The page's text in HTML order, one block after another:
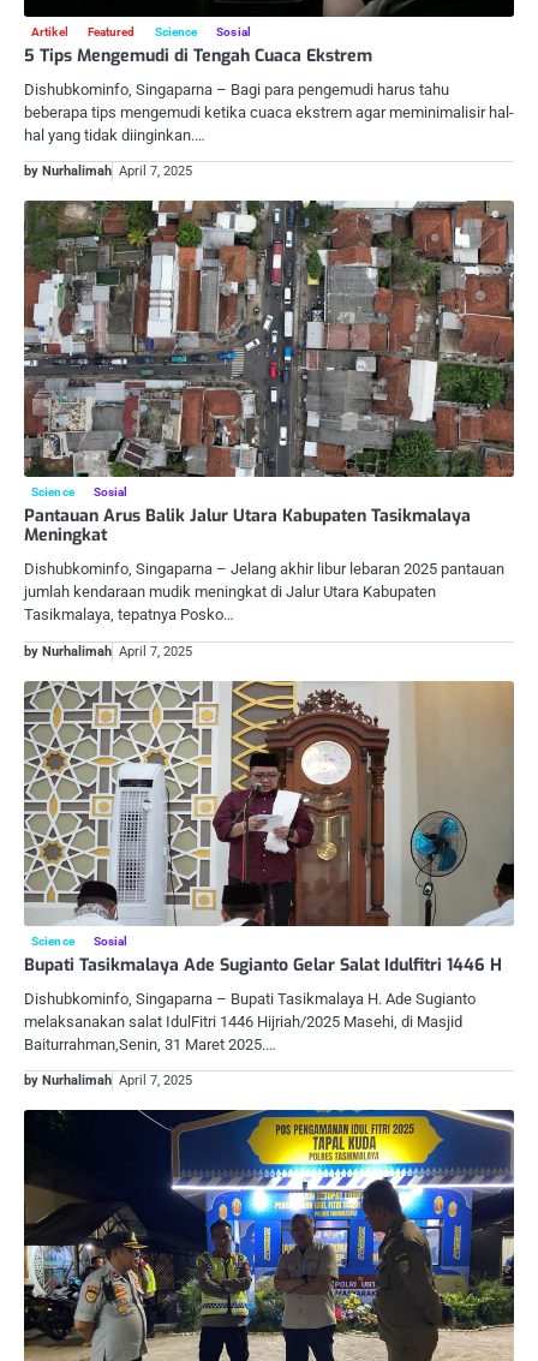
Artikel Featured Science Sosial
5 Tips Mengemudi di Tengah Cuaca Ekstrem
Dishubkominfo, Singaparna – Bagi para pengemudi harus tahu
beberapa tips mengemudi ketika cuaca ekstrem agar meminimalisir hal-
hal yang tidak diinginkan.…
by Nurhalimah April 7, 2025
Science Sosial
Pantauan Arus Balik Jalur Utara Kabupaten Tasikmalaya
Meningkat
Dishubkominfo, Singaparna – Jelang akhir libur lebaran 2025 pantauan
jumlah kendaraan mudik meningkat di Jalur Utara Kabupaten
Tasikmalaya, tepatnya Posko…
by Nurhalimah April 7, 2025
Science Sosial
Bupati Tasikmalaya Ade Sugianto Gelar Salat Idulfitri 1446 H
Dishubkominfo, Singaparna – Bupati Tasikmalaya H. Ade Sugianto
melaksanakan salat IdulFitri 1446 Hijriah/2025 Masehi, di Masjid
Baiturrahman,Senin, 31 Maret 2025.…
by Nurhalimah April 7, 2025